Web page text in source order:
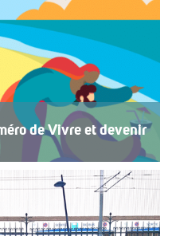
de Vivre et devenir
de Vivre et devenir, Le
central se concentre
et devenir a lancé un
vacances accessibles